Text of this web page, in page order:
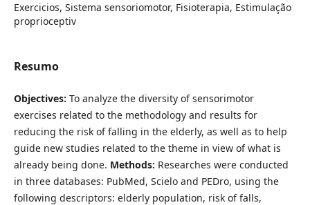
Exercicios, Sistema sensoriomotor, Fisioterapia, Estimulação
proprioceptiv
Resumo
Objectives: To analyze the diversity of sensorimotor
exercises related to the methodology and results for
reducing the risk of falling in the elderly, as well as to help
guide new studies related to the theme in view of what is
already being done. Methods: Researches were conducted
in three databases: PubMed, Scielo and PEDro, using the
following descriptors: elderly population, risk of falls,